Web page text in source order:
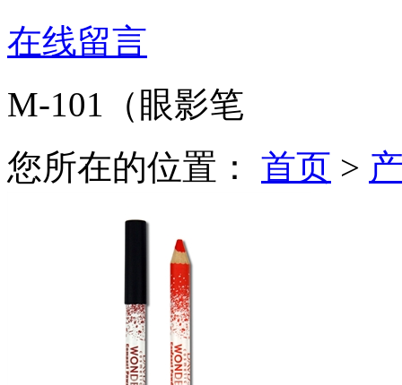
在线留言
M-101（眼影笔
您所在的位置： 首页 >